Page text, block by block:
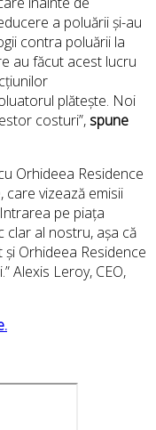
a poluării și-au
contra poluării la
au făcut acest lucru
plătește. Noi
costuri”, spune
Orhideea Residence
vizează emisii
pe piața
clar al nostru, așa că
Orhideea Residence
Alexis Leroy, CEO,